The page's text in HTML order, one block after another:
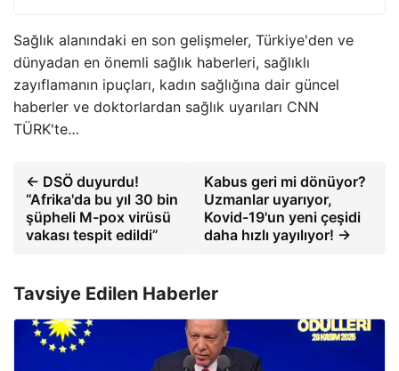
Sağlık alanındaki en son gelişmeler, Türkiye'den ve
dünyadan en önemli sağlık haberleri, sağlıklı
zayıflamanın ipuçları, kadın sağlığına dair güncel
haberler ve doktorlardan sağlık uyarıları CNN
TÜRK'te…
← DSÖ duyurdu!
“Afrika'da bu yıl 30 bin
şüpheli M-pox virüsü
vakası tespit edildi”
Kabus geri mi dönüyor?
Uzmanlar uyarıyor,
Kovid-19'un yeni çeşidi
daha hızlı yayılıyor! →
Tavsiye Edilen Haberler